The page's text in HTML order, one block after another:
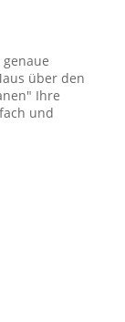
über den
Ihre
und